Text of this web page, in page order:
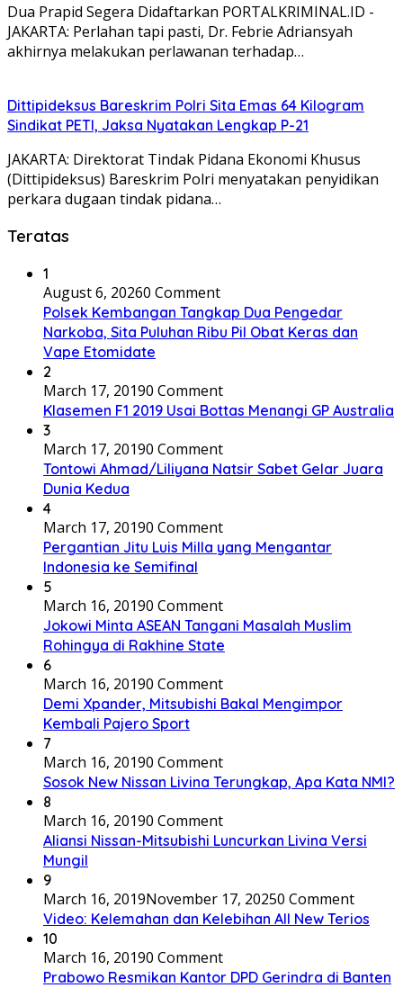
Dua Prapid Segera Didaftarkan PORTALKRIMINAL.ID -
JAKARTA: Perlahan tapi pasti, Dr. Febrie Adriansyah
akhirnya melakukan perlawanan terhadap…
Dittipideksus Bareskrim Polri Sita Emas 64 Kilogram
Sindikat PETI, Jaksa Nyatakan Lengkap P-21
JAKARTA: Direktorat Tindak Pidana Ekonomi Khusus
(Dittipideksus) Bareskrim Polri menyatakan penyidikan
perkara dugaan tindak pidana…
Teratas
1
August 6, 20260 Comment
Polsek Kembangan Tangkap Dua Pengedar
Narkoba, Sita Puluhan Ribu Pil Obat Keras dan
Vape Etomidate
2
March 17, 20190 Comment
Klasemen F1 2019 Usai Bottas Menangi GP Australia
3
March 17, 20190 Comment
Tontowi Ahmad/Liliyana Natsir Sabet Gelar Juara
Dunia Kedua
4
March 17, 20190 Comment
Pergantian Jitu Luis Milla yang Mengantar
Indonesia ke Semifinal
5
March 16, 20190 Comment
Jokowi Minta ASEAN Tangani Masalah Muslim
Rohingya di Rakhine State
6
March 16, 20190 Comment
Demi Xpander, Mitsubishi Bakal Mengimpor
Kembali Pajero Sport
7
March 16, 20190 Comment
Sosok New Nissan Livina Terungkap, Apa Kata NMI?
8
March 16, 20190 Comment
Aliansi Nissan-Mitsubishi Luncurkan Livina Versi
Mungil
9
March 16, 2019November 17, 20250 Comment
Video: Kelemahan dan Kelebihan All New Terios
10
March 16, 20190 Comment
Prabowo Resmikan Kantor DPD Gerindra di Banten